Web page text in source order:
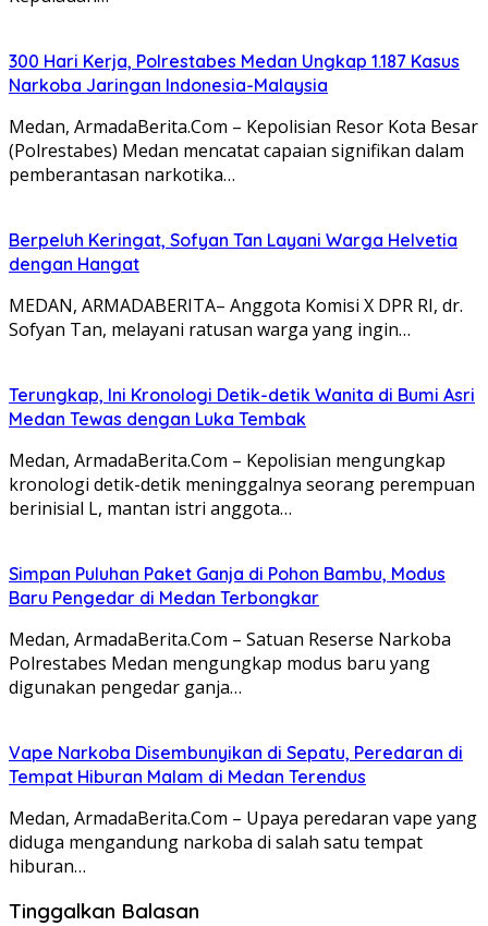
300 Hari Kerja, Polrestabes Medan Ungkap 1.187 Kasus
Narkoba Jaringan Indonesia-Malaysia
Medan, ArmadaBerita.Com – Kepolisian Resor Kota Besar
(Polrestabes) Medan mencatat capaian signifikan dalam
pemberantasan narkotika…
Berpeluh Keringat, Sofyan Tan Layani Warga Helvetia
dengan Hangat
MEDAN, ARMADABERITA– Anggota Komisi X DPR RI, dr.
Sofyan Tan, melayani ratusan warga yang ingin…
Terungkap, Ini Kronologi Detik-detik Wanita di Bumi Asri
Medan Tewas dengan Luka Tembak
Medan, ArmadaBerita.Com – Kepolisian mengungkap
kronologi detik-detik meninggalnya seorang perempuan
berinisial L, mantan istri anggota…
Simpan Puluhan Paket Ganja di Pohon Bambu, Modus
Baru Pengedar di Medan Terbongkar
Medan, ArmadaBerita.Com – Satuan Reserse Narkoba
Polrestabes Medan mengungkap modus baru yang
digunakan pengedar ganja…
Vape Narkoba Disembunyikan di Sepatu, Peredaran di
Tempat Hiburan Malam di Medan Terendus
Medan, ArmadaBerita.Com – Upaya peredaran vape yang
diduga mengandung narkoba di salah satu tempat
hiburan…
Tinggalkan Balasan